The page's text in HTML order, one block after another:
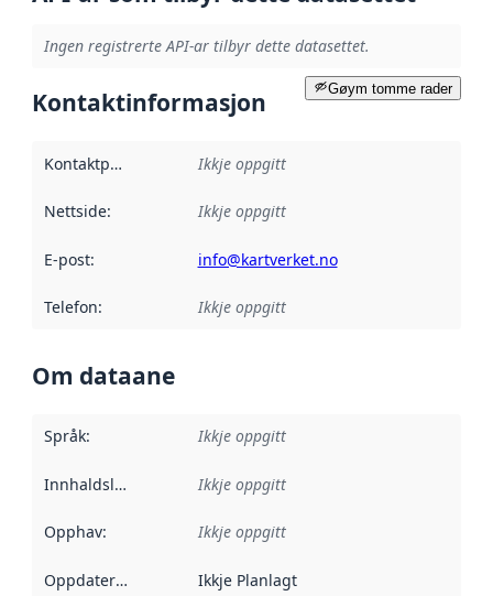
Ingen registrerte API-ar tilbyr dette datasettet.
Gøym tomme rader
Kontaktinformasjon
Kontaktpunkt Ikkje oppgitt
Nettside: Ikkje oppgitt
E-post: info@kartverket.no
Telefon: Ikkje oppgitt
Om dataane
Språk: Ikkje oppgitt
Innhaldsleverandørar :
Ikkje oppgitt
Opphav: Ikkje oppgitt
Oppdateringsfrekvens :
Ikkje Planlagt